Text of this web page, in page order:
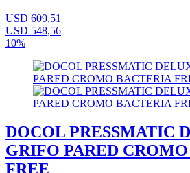
USD 609,51
USD 548,56
10%
DOCOL PRESSMATIC
GRIFO PARED
FREE